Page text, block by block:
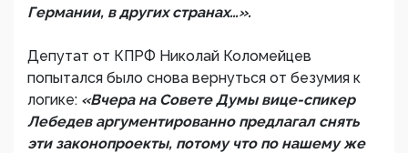
Германии, в других странах…».
Депутат от КПРФ Николай Коломейцев
попытался было снова вернуться от безумия к
логике: «Вчера на Совете Думы вице-спикер
Лебедев аргументированно предлагал снять
эти законопроекты, потому что по нашему же